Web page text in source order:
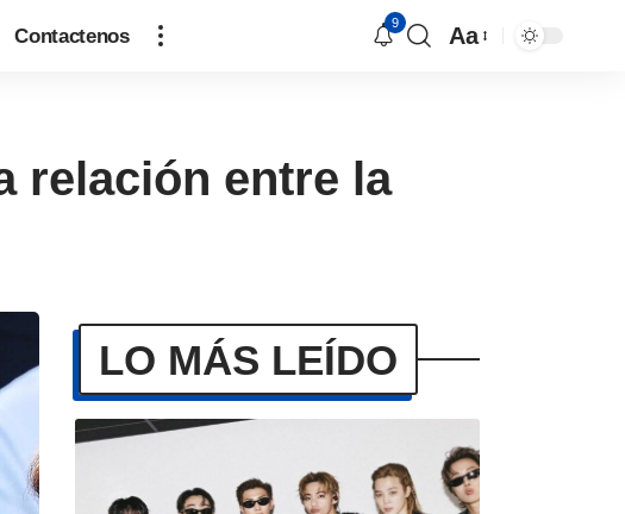
Contactenos
9
Aa
relación entre la
LO MÁS LEÍDO